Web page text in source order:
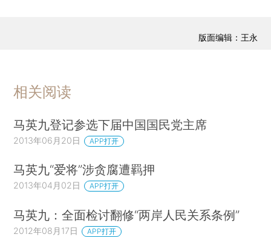
版面编辑：王永
相关阅读
马英九登记参选下届中国国民党主席
2013年06月20日 APP打开
马英九“爱将”涉贪腐遭羁押
2013年04月02日 APP打开
马英九：全面检讨翻修“两岸人民关系条例”
2012年08月17日 APP打开